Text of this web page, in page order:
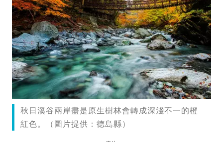
秋日溪谷兩岸盡是原生樹林會轉成深淺不一的橙
紅色。（圖片提供：德島縣）